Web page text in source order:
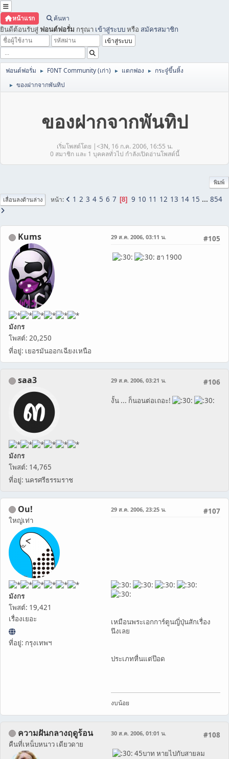
หน้าแรก ค้นหา
ยินดีต้อนรับสู่ ฟอนต์ฟอรั่ม กรุณา เข้าสู่ระบบหรือ สมัครสมาชิก
ฟอนต์ฟอรั่ม ► F0NT Community (เก่า) ► แตกฟอง ► กระจู๋ขึ้นหิ้ง
► ของฝากจากพันทิป
ของฝากจากพันทิป
เริ่มโพสต์โดย |<3N, 16 ก.ค. 2006, 16:55 น.
0 สมาชิก และ 1 บุคคลทั่วไป กำลังเปิดอ่านโพสต์นี้
พิมพ์
เลื่อนลงด้านล่าง หน้า 1 2 3 4 5 6 7 8 9 10 11 12 13 14 15 ... 854
Kums
มังกร
โพสต์: 20,250
ที่อยู่: เยอรมันออกเฉียงเหนือ
#105
29 ส.ค. 2006, 03:11 น.
ฮา 1900
saa3
มังกร
โพสต์: 14,765
ที่อยู่: นครศรีธรรมราช
#106
29 ส.ค. 2006, 03:21 น.
งั้น ... ก็นอนต่อเถอะ!
Ou!
ใหญ่เท่า
มังกร
โพสต์: 19,421
เรื่องเยอะ
ที่อยู่: กรุงเทพฯ
#107
29 ส.ค. 2006, 23:25 น.
เหมือนพระเอกการ์ตูนญี่ปุ่นสักเรื่อง
นึงเลย
ประเภทหื่นแต่ป๊อด
งบน้อย
ความฝันกลางฤดูร้อน
คืนที่เหน็บหนาว เดียวดาย
#108
30 ส.ค. 2006, 01:01 น.
45บาท หายไปกับสายลม